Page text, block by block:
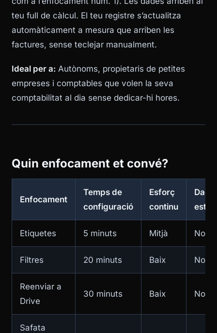
teu full de càlcul. El teu registre s’actualitza
automàticament a mesura que arriben les
factures, sense teclejar manualment.
Ideal per a: Autònoms, propietaris de petites
empreses i comptables que volen la seva
comptabilitat al dia sense dedicar-hi hores.
Quin enfocament et convé?
Enfocament
Temps de
configuració
Esforç
continu
Etiquetes 5 minuts Mitjà No
Filtres 20 minuts Baix No
Reenviar a
Drive
30 minuts Baix No
Safata